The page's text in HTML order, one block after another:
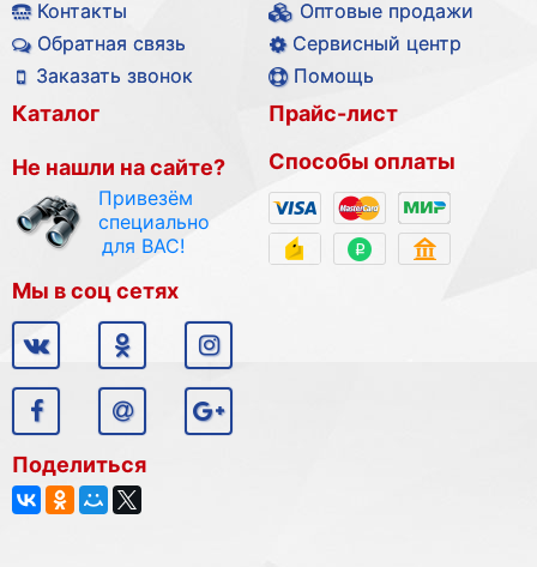
Контакты
Обратная связь
Заказать звонок
Оптовые продажи
Сервисный центр
Помощь
Каталог
Не нашли на сайте?
Привезём
специально
для ВАС!
Прайс-лист
Способы оплаты
Мы в соц сетях
Поделиться